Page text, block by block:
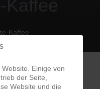
Kaffee
Kaffee
unseren erstklassigen
Einige von
der Seite,
Website und die